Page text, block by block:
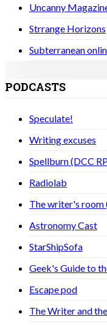
Uncanny
Strrange Horizons
Subterranean
PODCASTS
Speculate!
Writing excuses
Spellburn (DCC
Radiolab
The writer's
Astronomy Cast
StarShipSofa
Geek's Guide to
Escape pod
The Writer and